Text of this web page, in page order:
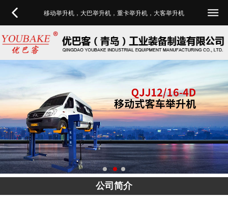
移动举升机，大巴举升机，重卡举升机，大客举升机
公司简介